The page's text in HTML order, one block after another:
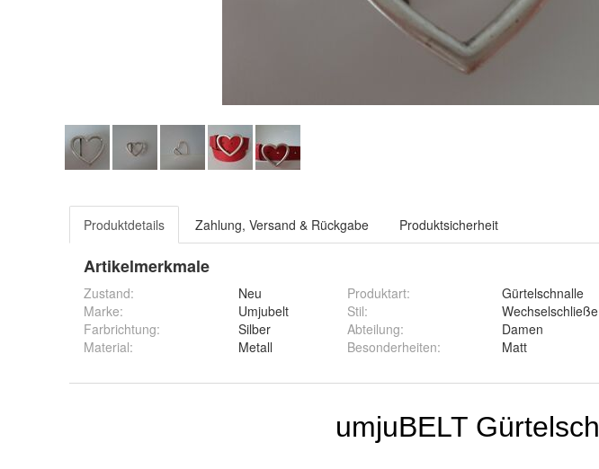
Produktdetails Zahlung, Versand & Rückgabe Produktsicherheit
Artikelmerkmale
Zustand:
Neu
Marke:
Umjubelt
Farbrichtung:
Silber
Material: Metall
Produktart:
Gürtelschnalle
Stil:
Wechselschließe
Abteilung:
Damen
Besonderheiten: Matt